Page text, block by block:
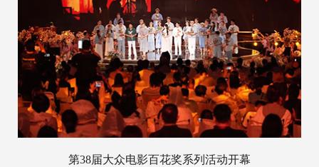
第38届大众电影百花奖系列活动开幕